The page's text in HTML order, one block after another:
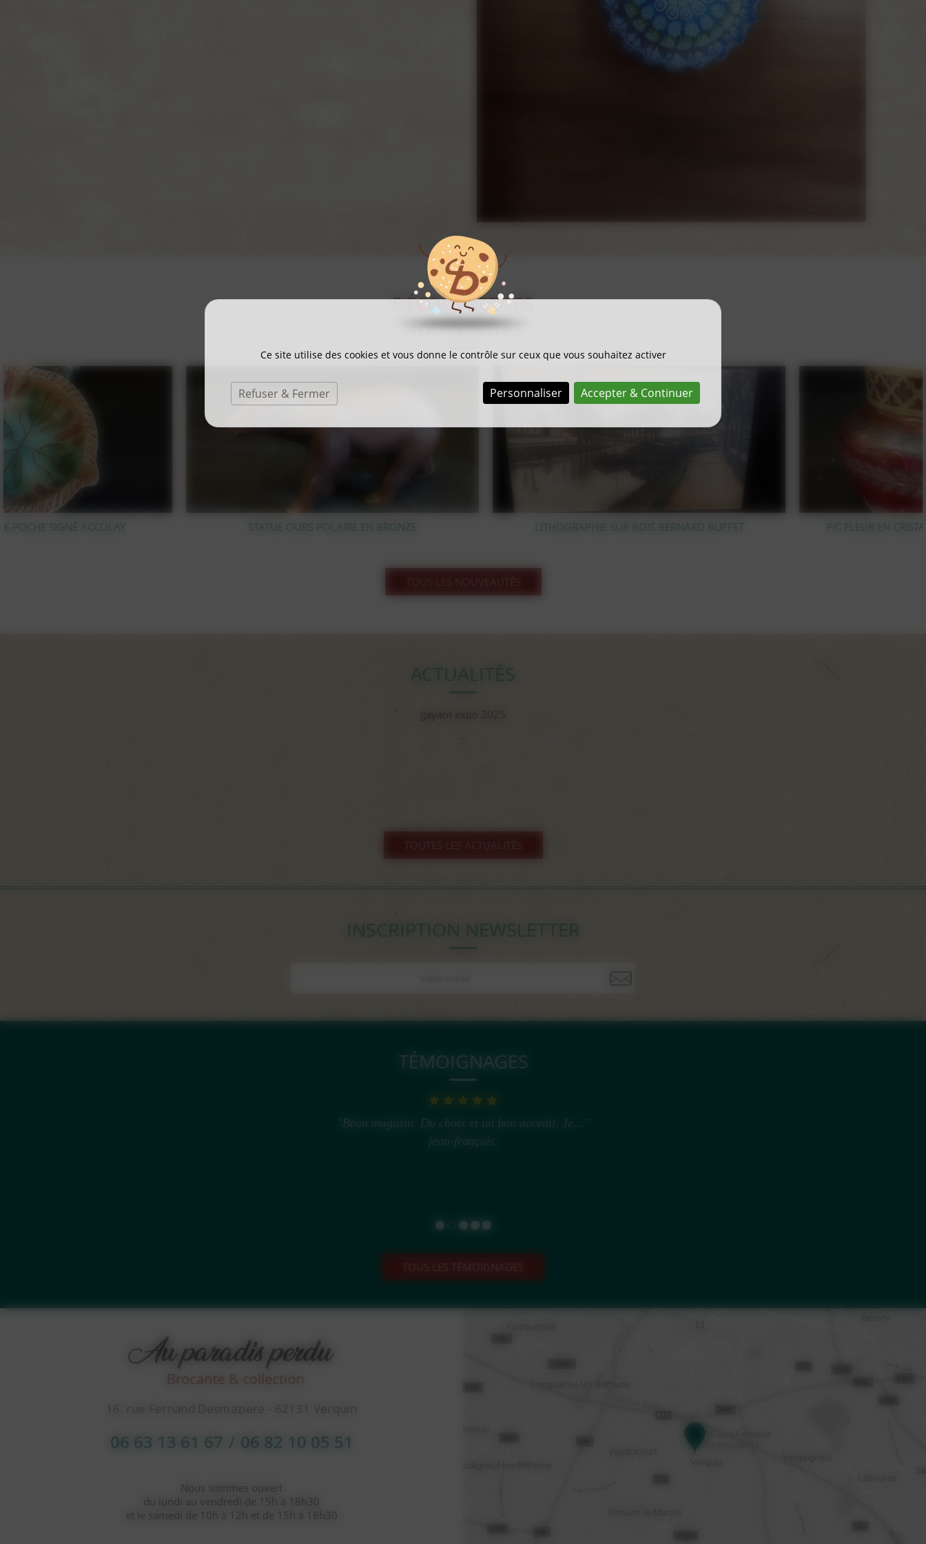
Ce site utilise des cookies et vous donne le contrôle sur ceux que vous souhaitez activer
Accepter & Continuer
Refuser & Fermer Personnaliser
DÉCOUVREZ LES
NOUVEAUTÉS
STATUE OURS POLAIRE EN BRONZE LITHOGRAPHIE SUR BOIS BERNARD BUFFET PIC FLEUR EN CRISTAL TAILLÉ VAL SAINT LAMBERT
ACTUALITÉS
gayant expo 2025
INSCRIPTION NEWSLETTER
TÉMOIGNAGES
"Beau magasin. Du choix et un bon acceuil. Je..."
jean-françois.
06 63 13 61 67 / 06 82 10 05 51
Nous sommes ouvert
du lundi au vendredi de 15h à 18h30
et le samedi de 10h à 12h et de 15h à 18h30